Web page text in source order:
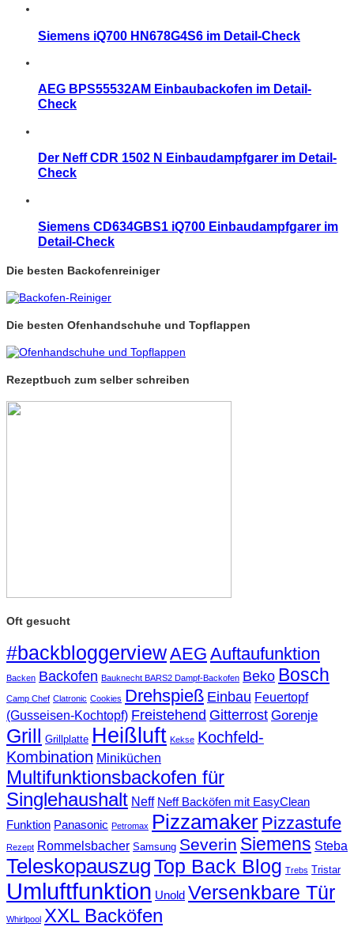
Siemens iQ700 HN678G4S6 im Detail-Check
AEG BPS55532AM Einbaubackofen im Detail-
Check
Der Neff CDR 1502 N Einbaudampfgarer im Detail-
Check
Siemens CD634GBS1 iQ700 Einbaudampfgarer im
Detail-Check
Die besten Backofenreiniger
Die besten Ofenhandschuhe und Topflappen
Rezeptbuch zum selber schreiben
Oft gesucht
#backbloggerviewAEG Auftaufunktion
Backen Backofen Bauknecht BARS2 Dampf-Backofen Beko Bosch
Camp Chef Clatronic Cookies Drehspieß Einbau Feuertopf
(Gusseisen-Kochtopf) Freistehend Gitterrost Gorenje
Grill Grillplatte Heißluft Kekse Kochfeld-
Kombination Miniküchen
Multifunktionsbackofen für
Singlehaushalt Neff Neff Backöfen mit EasyClean
Funktion Panasonic Petromax Pizzamaker Pizzastufe
Rezept Rommelsbacher Samsung Severin Siemens Steba
TeleskopauszugTop Back Blog Trebs Tristar
Umluftfunktion Unold Versenkbare Tür
Whirlpool XXL Backöfen